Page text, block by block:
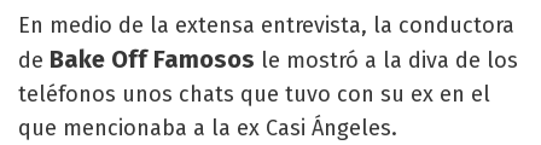
En medio de la extensa entrevista, la conductora
de Bake Off Famosos le mostró a la diva de los
teléfonos unos chats que tuvo con su ex en el
que mencionaba a la ex Casi Ángeles.